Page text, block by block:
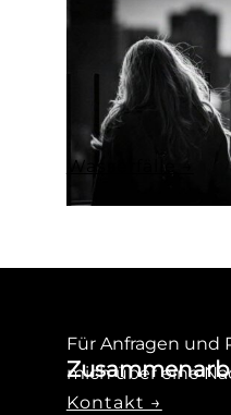
Wasserfälle →
Für Anfragen und
mich über eine
Kontakt →